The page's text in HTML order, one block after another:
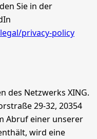
Sie in der
privacy-policy
des Netzwerks XING.
29-32, 20354
Abruf einer unserer
wird eine